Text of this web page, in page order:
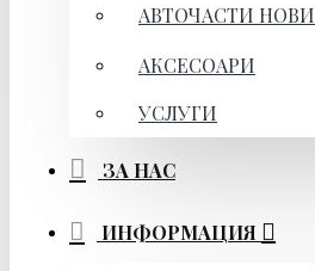
АВТОЧАСТИ НОВИ
АКСЕСОАРИ
УСЛУГИ
ЗА НАС
ИНФОРМАЦИЯ